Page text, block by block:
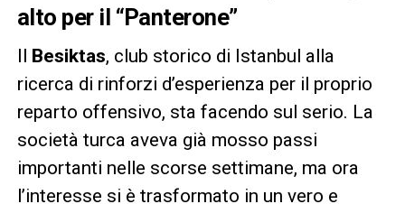
alto per il “Panterone”
Il Besiktas, club storico di Istanbul alla
ricerca di rinforzi d’esperienza per il proprio
reparto offensivo, sta facendo sul serio. La
società turca aveva già mosso passi
importanti nelle scorse settimane, ma ora
l’interesse si è trasformato in un vero e